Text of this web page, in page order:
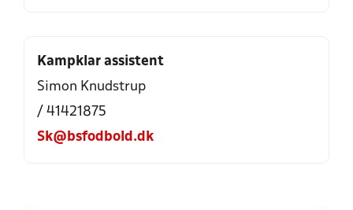
Kampklar assistent
Simon Knudstrup
/ 41421875
Sk@bsfodbold.dk